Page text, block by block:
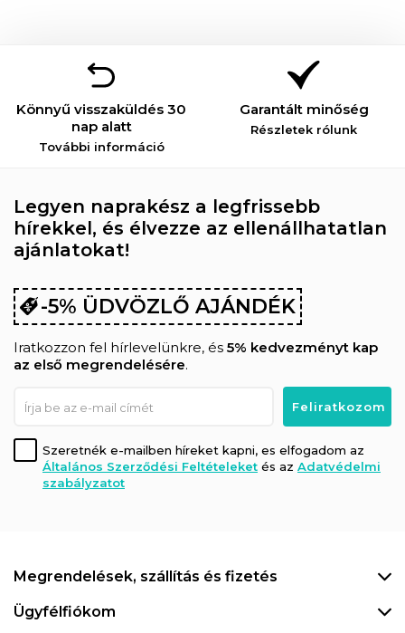
Könnyű visszaküldés 30
nap alatt
További információ
Garantált minőség
Részletek rólunk
Legyen naprakész a legfrissebb
hírekkel, és élvezze az ellenállhatatlan
ajánlatokat!
-5% ÜDVÖZLŐ AJÁNDÉK
Iratkozzon fel hírlevelünkre, és 5% kedvezményt kap
az első megrendelésére.
Szeretnék e-mailben híreket kapni, es elfogadom az
Általános Szerződési Feltételeket és az Adatvédelmi
szabályzatot
Megrendelések, szállítás és fizetés
Ügyfélfiókom